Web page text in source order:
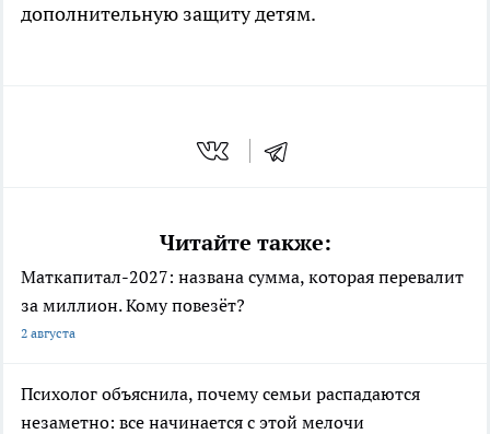
дополнительную защиту детям.
Читайте также:
Маткапитал-2027: названа сумма, которая перевалит
за миллион. Кому повезёт?
2 августа
Психолог объяснила, почему семьи распадаются
незаметно: все начинается с этой мелочи